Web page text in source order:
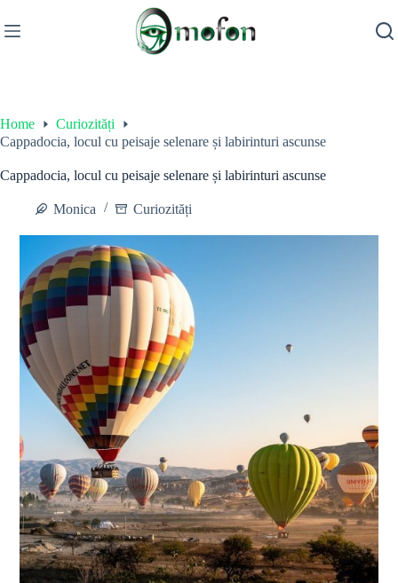
to
content
Home
Curiozități
Cappadocia, locul cu peisaje selenare și labirinturi ascunse
Cappadocia, locul cu peisaje selenare și labirinturi ascunse
Monica Curiozități